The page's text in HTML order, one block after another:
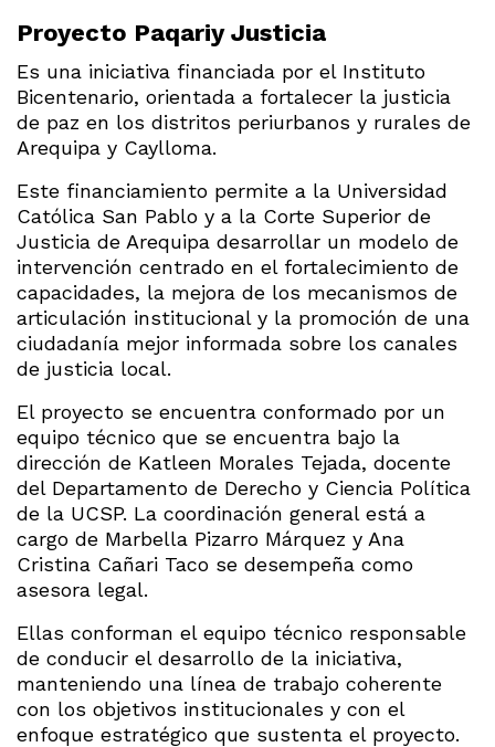
Proyecto Paqariy Justicia
Es una iniciativa financiada por el Instituto
Bicentenario, orientada a fortalecer la justicia
de paz en los distritos periurbanos y rurales de
Arequipa y Caylloma.
Este financiamiento permite a la Universidad
Católica San Pablo y a la Corte Superior de
Justicia de Arequipa desarrollar un modelo de
intervención centrado en el fortalecimiento de
capacidades, la mejora de los mecanismos de
articulación institucional y la promoción de una
ciudadanía mejor informada sobre los canales
de justicia local.
El proyecto se encuentra conformado por un
equipo técnico que se encuentra bajo la
dirección de Katleen Morales Tejada, docente
del Departamento de Derecho y Ciencia Política
de la UCSP. La coordinación general está a
cargo de Marbella Pizarro Márquez y Ana
Cristina Cañari Taco se desempeña como
asesora legal.
Ellas conforman el equipo técnico responsable
de conducir el desarrollo de la iniciativa,
manteniendo una línea de trabajo coherente
con los objetivos institucionales y con el
enfoque estratégico que sustenta el proyecto.